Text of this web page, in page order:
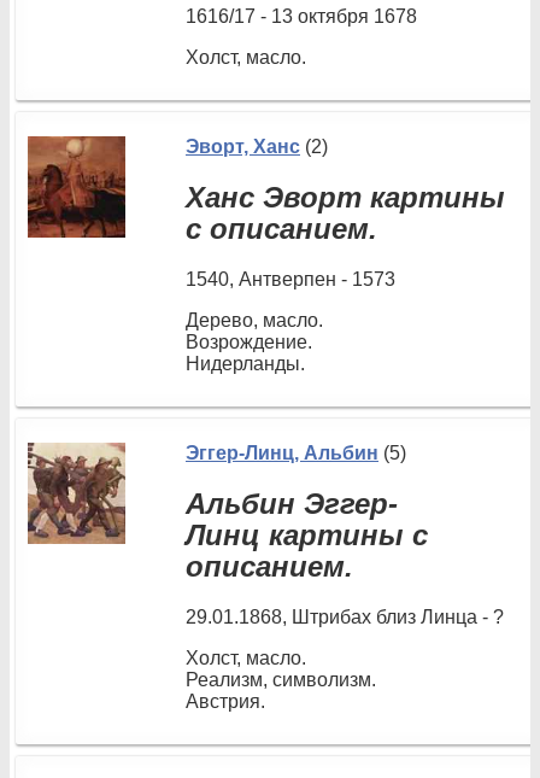
1616/17 - 13 октября 1678
Холст, масло.
Эворт, Ханс (2)
Ханс Эворт картины
с описанием.
1540, Антверпен - 1573
Дерево, масло.
Возрождение.
Нидерланды.
Эггер-Линц, Альбин (5)
Альбин Эггер-
Линц картины с
описанием.
29.01.1868, Штрибах близ Линца - ?
Холст, масло.
Реализм, символизм.
Австрия.